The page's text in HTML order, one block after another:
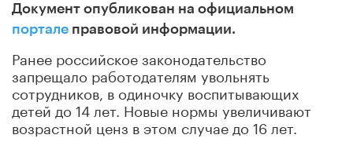
Документ опубликован на официальном
портале правовой информации.
Ранее российское законодательство
запрещало работодателям увольнять
сотрудников, в одиночку воспитывающих
детей до 14 лет. Новые нормы увеличивают
возрастной ценз в этом случае до 16 лет.